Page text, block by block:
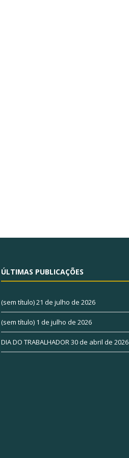
ÚLTIMAS PUBLICAÇÕES
(sem título)21 de julho de 2026
(sem título) 1 de julho de 2026
DIA DO TRABALHADOR30 de abril de 2026